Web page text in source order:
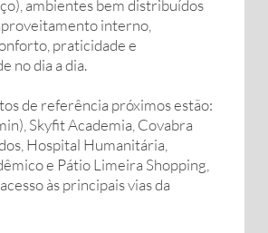
ambientes bem distribuídos
interno,
praticidade e
no dia a dia.
de referência próximos estão:
Skyfit Academia, Covabra
Hospital Humanitária,
e Pátio Limeira Shopping,
às principais vias da